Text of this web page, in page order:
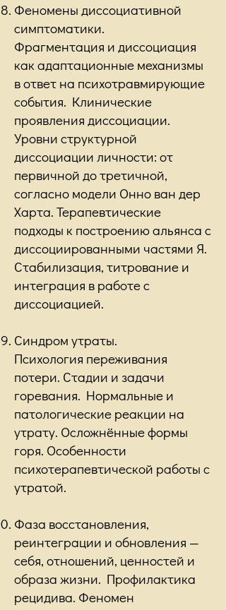
Феномены диссоциативной
симптоматики.
Фрагментация и диссоциация
как адаптационные механизмы
в ответ на психотравмирующие
события. Клинические
проявления диссоциации.
Уровни структурной
диссоциации личности: от
первичной до третичной,
согласно модели Онно ван дер
Харта. Терапевтические
подходы к построению альянса с
диссоциированными частями Я.
Стабилизация, титрование и
интеграция в работе с
диссоциацией.
Синдром утраты.
Психология переживания
потери. Стадии и задачи
горевания. Нормальные и
патологические реакции на
утрату. Осложнённые формы
горя. Особенности
психотерапевтической работы с
утратой.
Фаза восстановления,
реинтеграции и обновления —
себя, отношений, ценностей и
образа жизни. Профилактика
рецидива. Феномен